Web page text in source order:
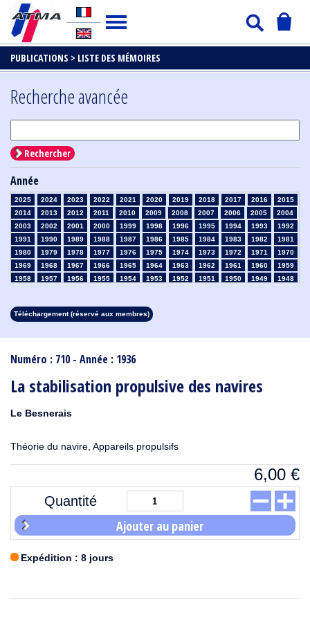
PUBLICATIONS > LISTE DES MÉMOIRES
Numéro : 710 - Année : 1936
La stabilisation propulsive des navires
Le Besnerais
Théorie du navire, Appareils propulsifs
6,00 €
Quantité
Ajouter au panier
Expédition : 8 jours
Recherche avancée
Rechercher
Année
2025 2024 2023 2022 2021 2020 2019 2018 2017 2016
2015
2014
2013 2012 2011 2010 2009 2008 2007 2006 2005
2004
2003
2002 2001 2000 1999 1998 1996 1995 1994 1993
1992
1991
1990 1989 1988 1987 1986 1985 1984 1983 1982
1981
1980
1979 1978 1977 1976 1975 1974 1973 1972 1971
1970
1969
1968 1967 1966 1965 1964 1963 1962 1961 1960
1959
1958
1957 1956 1955 1954 1953 1952 1951 1950 1949
1948
1913
1912 1911 1910 1909 1908
Téléchargement (réservé aux membres)